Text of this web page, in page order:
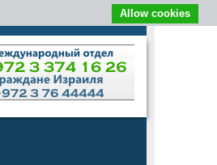
Allow cookies